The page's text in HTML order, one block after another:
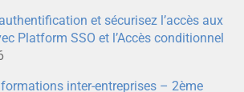
et sécurisez l’accès aux
Platform SSO et l’Accès conditionnel
inter-entreprises – 2ème